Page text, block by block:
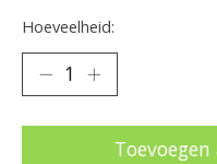
Hoeveelheid: